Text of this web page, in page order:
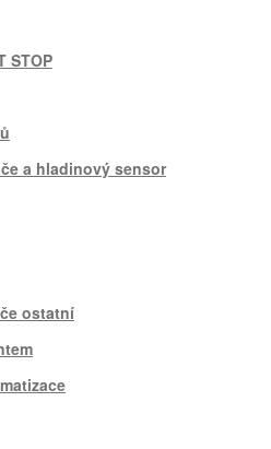
STOP
a hladinový sensor
ostatní